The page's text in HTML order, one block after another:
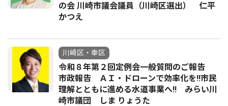
の会 川崎市議会議員（川崎区選出） 仁平
かつえ
川崎区・幸区
令和８年第２回定例会一般質問のご報告
市政報告 ＡＩ・ドローンで効率化を!!市民
理解とともに進める水道事業へ!! みらい川
崎市議団 しま りょうた